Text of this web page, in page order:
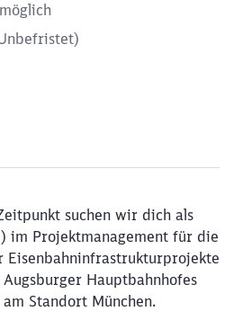
suchen wir dich als
im Projektmanagement für die
Eisenbahninfrastrukturprojekte
Hauptbahnhofes
Standort München.